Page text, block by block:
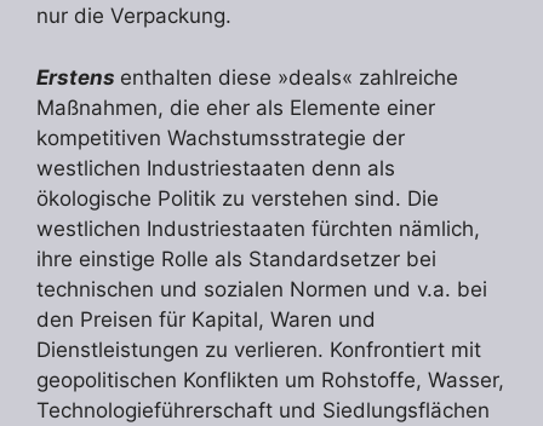
nur die Verpackung.
Erstens enthalten diese »deals« zahlreiche
Maßnahmen, die eher als Elemente einer
kompetitiven Wachstumsstrategie der
westlichen Industriestaaten denn als
ökologische Politik zu verstehen sind. Die
westlichen Industriestaaten fürchten nämlich,
ihre einstige Rolle als Standardsetzer bei
technischen und sozialen Normen und v.a. bei
den Preisen für Kapital, Waren und
Dienstleistungen zu verlieren. Konfrontiert mit
geopolitischen Konflikten um Rohstoffe, Wasser,
Technologieführerschaft und Siedlungsflächen